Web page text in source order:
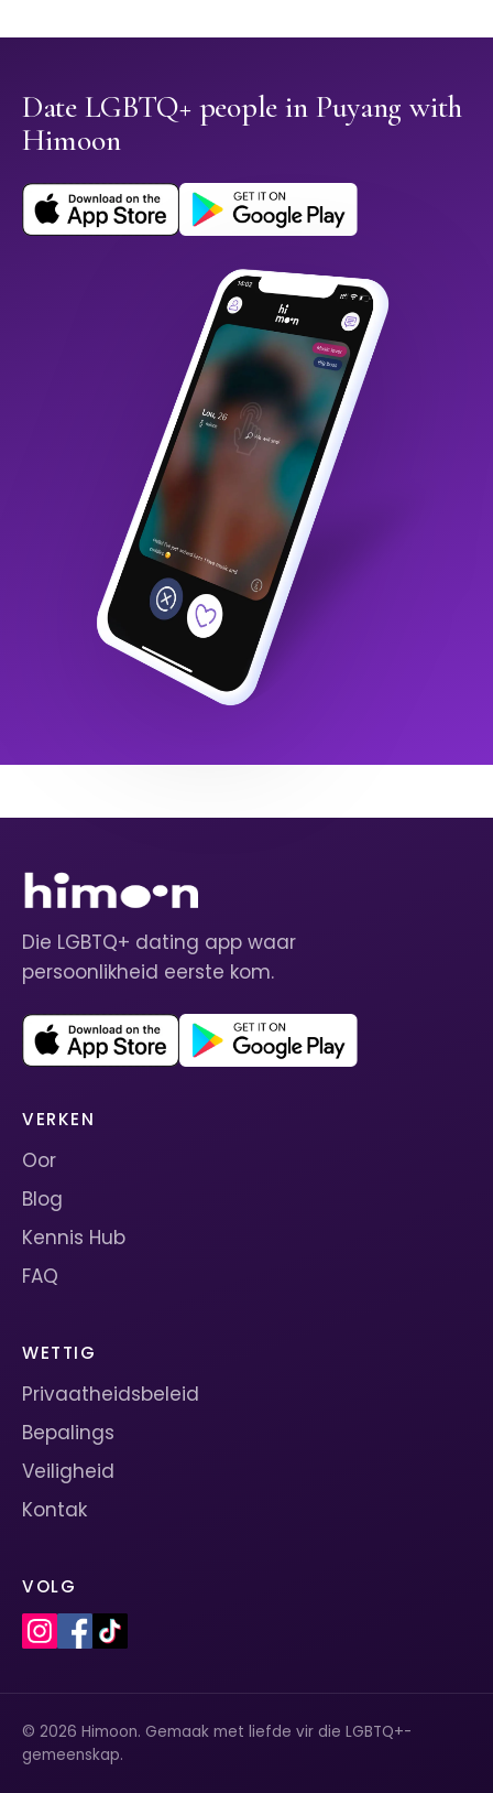
Date LGBTQ+ people in Puyang with
Himoon
Die LGBTQ+ dating app waar
persoonlikheid eerste kom.
VERKEN
Oor
Blog
Kennis Hub
FAQ
WETTIG
Privaatheidsbeleid
Bepalings
Veiligheid
Kontak
VOLG
© 2026 Himoon. Gemaak met liefde vir die LGBTQ+-
gemeenskap.